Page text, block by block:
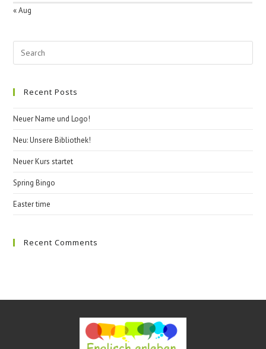
« Aug
Recent Posts
Neuer Name und Logo!
Neu: Unsere Bibliothek!
Neuer Kurs startet
Spring Bingo
Easter time
Recent Comments